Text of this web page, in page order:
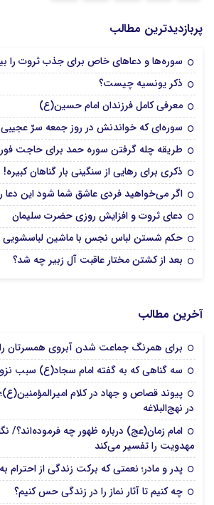
پربازدیدترین مطالب
سوره‌ها و دعاهای خاص برای جذب ثروت را
ذکر یونسیه چیست؟
معرفی کامل فرزندان امام حسین(ع)
سوره‌ای که خواندنش در روز جمعه سرّ عجیبی
طریقه چله گرفتن سوره حمد برای حاجت
ذکری برای رهایی از سنگینی بار گناهان کبیره!
اگر می‌خواهید فردی عاشق شما شود این دعا
دعای ثروت و افزایش روزی حضرت سلیمان
حکم شستن لباس نجس با ماشین لباسشویی
بعد از کشتن مختار عاقبت آل زبیر چه شد؟
آخرین مطالب
برای همرنگ جماعت شدن آبروی همسرتان را
سه گناهی که به گفته امام سجاد(ع) سبب
پیوند قصاص و جهاد در کلام
در نهج‌البلاغه
امام زمان(عج) درباره ظهور چه فرموده‌اند؟/
مهدویت را تفسیر می‌کند
پدر و مادر؛ نعمتی که برکت زندگی از احترام
چه کنیم تا آثار نماز را در زندگی حس کنیم؟